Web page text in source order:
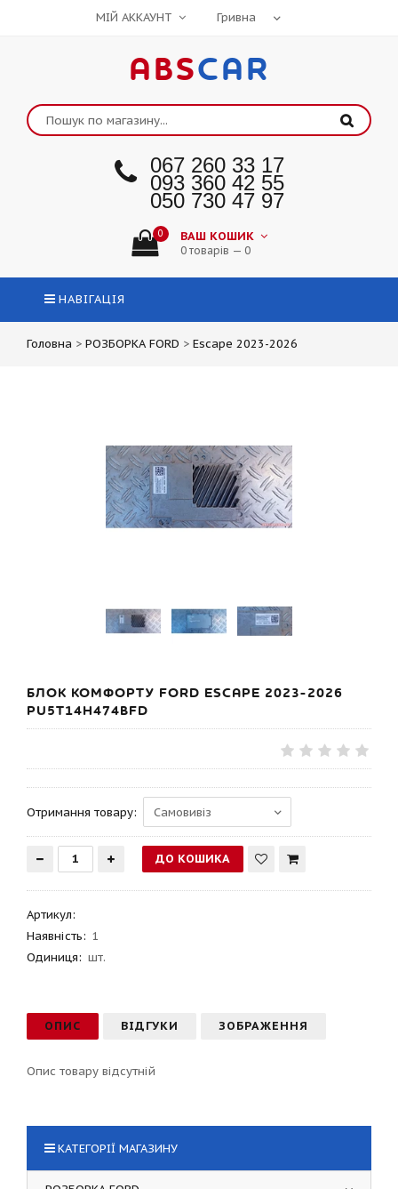
МІЙ АККАУНТ
ABSCAR
067 260 33 17
093 360 42 55
050 730 47 97
0 ВАШ КОШИК
0 товарів — 0
НАВІГАЦІЯ
Головна > РОЗБОРКА FORD > Escape 2023-2026
БЛОК КОМФОРТУ FORD ESCAPE 2023-2026
PU5T14H474BFD
Отримання товару:
Артикул:
Наявність: 1
Одиниця: шт.
ОПИС ВІДГУКИ ЗОБРАЖЕННЯ
Опис товару відсутній
КАТЕГОРІЇ МАГАЗИНУ